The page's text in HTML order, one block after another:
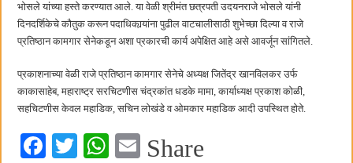
पालेखुर्द येथील जि.प. शाळेच्या नूतन इमारतीचे लोकनेते रामशेठ ठाकूर यांच्या उद्घाटन
हर घर तिरंगा अभियानासंदर्भात पनवेलमध्ये बैठक
भोसले यांच्या हस्ते करण्यात आले. या वेळी श्रीमंत छत्रपती उदयनराजे भोसले यांनी
दिनदर्शिकेचे कौतुक करून पदाधिकार्‍यांना पुढील वाटचालीसाठी शुभेच्छा दिल्या व राजे
प्रतिष्ठान कामगार सेनेकडून अशा प्रकारची कार्य अपेक्षित आहे असे आवर्जून सांगितले.
प्रकाशनाच्या वेळी राजे प्रतिष्ठान कामगार सेनेचे अध्यक्ष जितेंद्र खानविलकर उर्फ
काकासाहेब, महाराष्ट्र सरचिटणीस चंद्रकांत धडके मामा, कार्याध्यक्ष प्रकाश कोळी,
सहचिटणीस केवल महाडिक, सचिन लोखंडे व ओमकार महाडिक आदी उपस्थित होते.
Fa T
W E
Share